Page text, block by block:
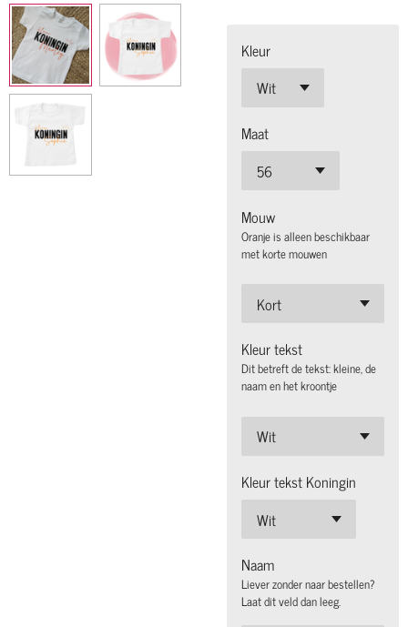
Kleur
Maat
Mouw
Oranje is alleen beschikbaar
met korte mouwen
Kleur tekst
Dit betreft de tekst: kleine, de
naam en het kroontje
Kleur tekst Koningin
Naam
Liever zonder naar bestellen?
Laat dit veld dan leeg.